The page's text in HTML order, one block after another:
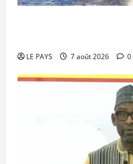
LE PAYS 7 août 2026 0